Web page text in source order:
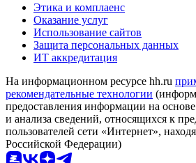
Этика и комплаенс
Оказание услуг
Использование сайтов
Защита персональных данных
ИТ аккредитация
На информационном ресурсе hh.ru
рекомендательные технологии
предоставления информации на
и анализа сведений, относящихся к
пользователей сети «Интернет»,
Российской Федерации)